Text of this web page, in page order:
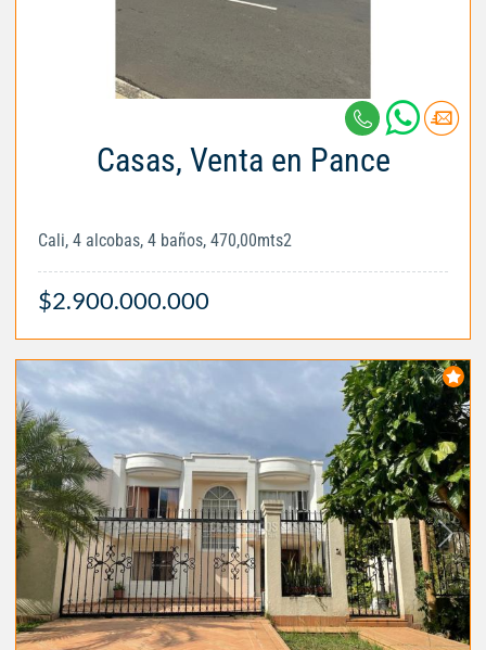
Casas, Venta en Pance
Cali, 4 alcobas, 4 baños, 470,00mts2
$2.900.000.000